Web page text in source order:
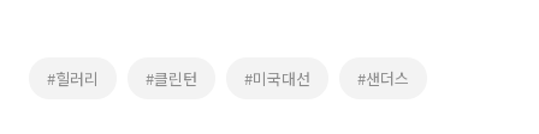
#힐러리 #클린턴 #미국대선 #샌더스